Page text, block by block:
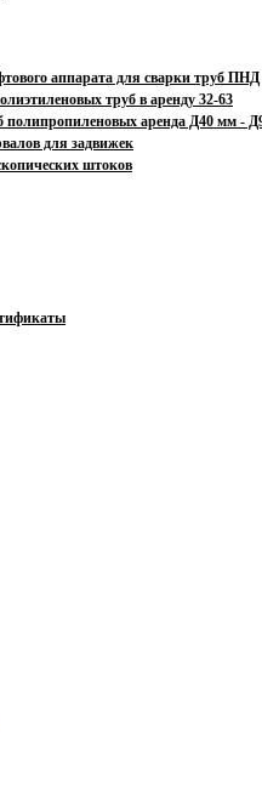
аппарата для сварки труб ПНД
труб в аренду 32-63
полипропиленовых аренда Д40 мм -
для задвижек
штоков